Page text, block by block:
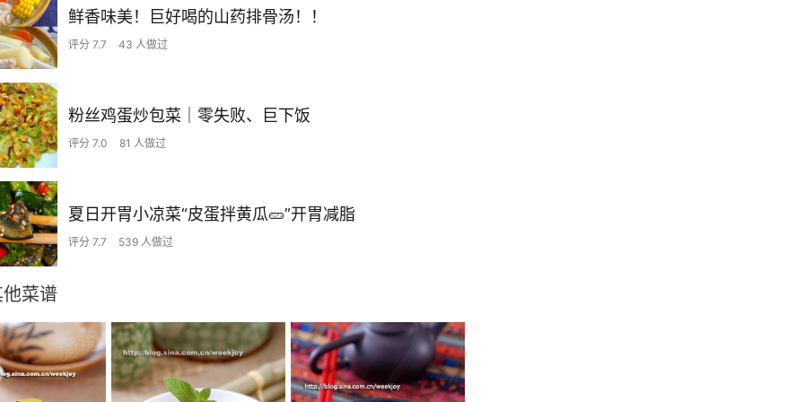
鲜香味美！巨好喝的山药排骨汤！！
评分 7.7 43 人做过
粉丝鸡蛋炒包菜｜零失败、巨下饭
评分 7.0 81 人做过
夏日开胃小凉菜“皮蛋拌黄瓜🥒”开胃减脂
评分 7.7 539 人做过
菜谱